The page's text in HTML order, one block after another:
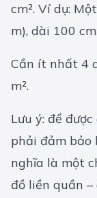
cm². Ví dụ:
m), dài 100
Cần ít nhất 4
m².
Lưu ý: để
phải đảm bảo
nghĩa là một
đồ liền quần